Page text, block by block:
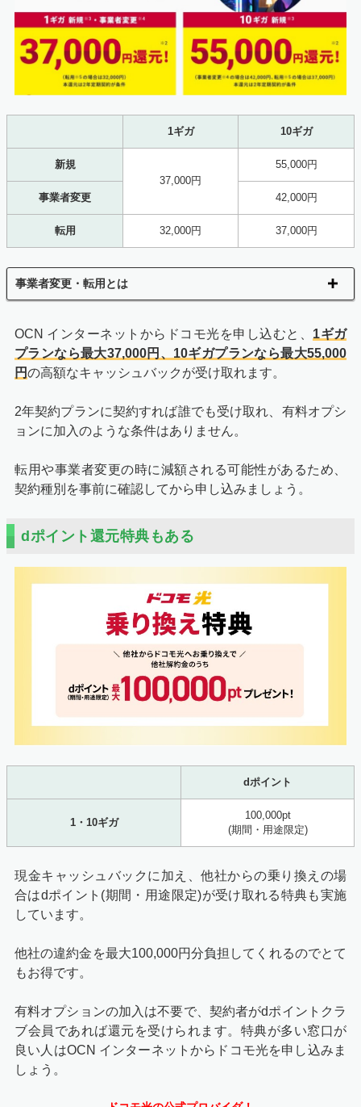
1ギガ 10ギガ
新規
37,000円
55,000円
事業者変更 42,000円
転用 32,000円 37,000円
事業者変更・転用とは
OCN インターネットからドコモ光を申し込むと、 1ギガ
プランなら最大37,000円、10ギガプランなら最大55,000
円の高額なキャッシュバックが受け取れます。
2年契約プランに契約すれば誰でも受け取れ、有料オプシ
ョンに加入のような条件はありません。
転用や事業者変更の時に減額される可能性があるため、
契約種別を事前に確認してから申し込みましょう。
dポイント還元特典もある
dポイント
1・10ギガ
100,000pt
(期間・用途限定)
現金キャッシュバックに加え、他社からの乗り換えの場
合はdポイント(期間・用途限定)が受け取れる特典も実施
しています。
他社の違約金を最大100,000円分負担してくれるのでとて
もお得です。
有料オプションの加入は不要で、契約者がdポイントクラ
ブ会員であれば還元を受けられます。特典が多い窓口が
良い人はOCN インターネットからドコモ光を申し込みま
しょう。